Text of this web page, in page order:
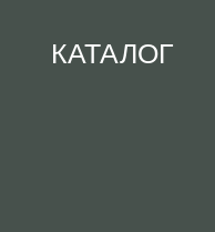
КАТАЛОГ